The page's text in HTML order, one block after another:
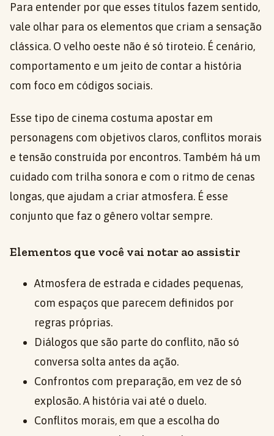
Para entender por que esses títulos fazem sentido,
vale olhar para os elementos que criam a sensação
clássica. O velho oeste não é só tiroteio. É cenário,
comportamento e um jeito de contar a história
com foco em códigos sociais.
Esse tipo de cinema costuma apostar em
personagens com objetivos claros, conflitos morais
e tensão construída por encontros. Também há um
cuidado com trilha sonora e com o ritmo de cenas
longas, que ajudam a criar atmosfera. É esse
conjunto que faz o gênero voltar sempre.
Elementos que você vai notar ao assistir
Atmosfera de estrada e cidades pequenas,
com espaços que parecem definidos por
regras próprias.
Diálogos que são parte do conflito, não só
conversa solta antes da ação.
Confrontos com preparação, em vez de só
explosão. A história vai até o duelo.
Conflitos morais, em que a escolha do